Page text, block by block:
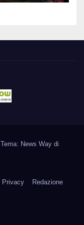
Tema: News Way di
Privacy Redazione